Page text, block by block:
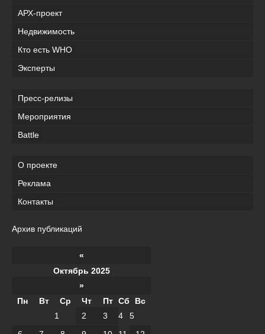
АРХ-проект
Недвижимость
Кто есть WHO
Эксперты
Пресс-релизы
Мероприятия
Battle
О проекте
Реклама
Контакты
Архив публикаций
«
Октябрь 2025
»
Пн
Вт Ср Чт Пт Сб
Вс
1
2 3 4
5